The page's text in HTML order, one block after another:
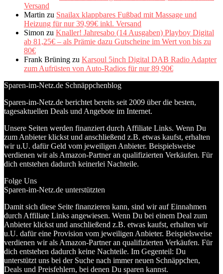
Versand
Martin zu Snailax klappbares Fußbad mit Massage und
Heizung für nur 39,99€ inkl. Versand
Simon zu Knaller! Jahresabo (14 Ausgaben) Playboy Digital
ab 81,25€ – als Prämie dazu Gutscheine im Wert von bis zu
80€
Frank Brüning zu Karsoul 5inch Digital DAB Radio Adapter
zum Aufrüsten von Auto-Radios für nur 89,90€
Sparen-im-Netz.de Schnäppchenblog
Sparen-im-Netz.de berichtet bereits seit 2009 über die besten,
tagesaktuellen Deals und Angebote im Internet.
Unsere Seiten werden finanziert durch Affiliate Links. Wenn Du
zum Anbieter klickst und anschließend z.B. etwas kaufst, erhalten
wir u.U. dafür Geld vom jeweiligen Anbieter. Beispielsweise
verdienen wir als Amazon-Partner an qualifizierten Verkäufen. Für
dich entstehen dadurch keinerlei Nachteile.
Folge Uns
Sparen-im-Netz.de unterstützten
Damit sich diese Seite finanzieren kann, sind wir auf Einnahmen
durch Affiliate Links angewiesen. Wenn Du bei einem Deal zum
Anbieter klickst und anschließend z.B. etwas kaufst, erhalten wir
u.U. dafür eine Provision vom jeweiligen Anbieter. Beispielsweise
verdienen wir als Amazon-Partner an qualifizierten Verkäufen. Für
dich entstehen dadurch keine Nachteile. Im Gegenteil: Du
unterstützt uns bei der Suche nach immer neuen Schnäppchen,
Deals und Preisfehlern, bei denen Du sparen kannst.